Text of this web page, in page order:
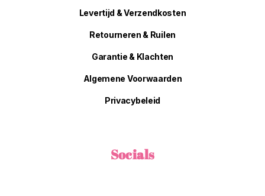
Levertijd & Verzendkosten
Retourneren & Ruilen
Garantie & Klachten
Algemene Voorwaarden
Privacybeleid
Socials